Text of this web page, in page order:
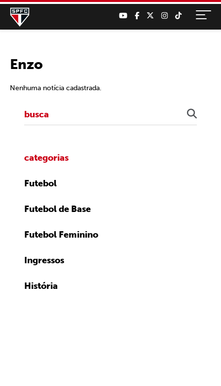
Enzo
Nenhuma notícia cadastrada.
categorias
Futebol
Futebol de Base
Futebol Feminino
Ingressos
História